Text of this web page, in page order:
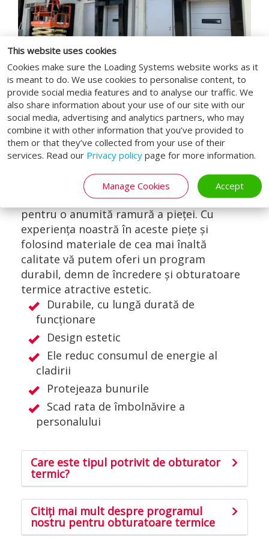
This website uses cookies
Cookies make sure the Loading Systems website works as it
is meant to do. We use cookies to personalise content, to
provide social media features and to analyse our traffic. We
also share information about your use of our site with our
social media, advertising and analytics partners, who may
combine it with other information that you’ve provided to
them or that they’ve collected from your use of their
services. Read our Privacy policy page for more information.
Manage Cookies Accept
VAN-DOCK SHELTER
Toate egalizatoarele de rampă Loading
situații specifice. Fiecare obturator termic
are propriile caracteristici și este dezvoltat
pentru o anumită ramură a pieței. Cu
experiența noastră în aceste piețe și
folosind materiale de cea mai înaltă
calitate vă putem oferi un program
durabil, demn de încredere și obturatoare
termice atractive estetic.
Durabile, cu lungă durată de
funcţionare
Design estetic
Ele reduc consumul de energie al
cladirii
Protejeaza bunurile
Scad rata de îmbolnăvire a
personalului
Care este tipul potrivit de obturator
termic?
Citiți mai mult despre programul
nostru pentru obturatoare termice